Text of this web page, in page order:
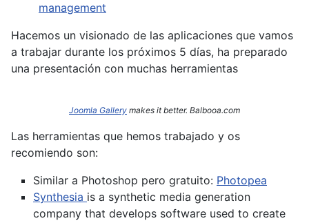
management
Hacemos un visionado de las aplicaciones que vamos
a trabajar durante los próximos 5 días, ha preparado
una presentación con muchas herramientas
Joomla Gallery makes it better. Balbooa.com
Las herramientas que hemos trabajado y os
recomiendo son:
Similar a Photoshop pero gratuito: Photopea
Synthesia is a synthetic media generation
company that develops software used to create